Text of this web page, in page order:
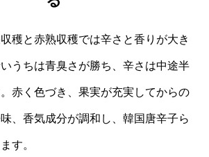
穫と赤熟収穫では辛さと香りが大き
うちは青臭さが勝ち、辛さは中途半
赤く色づき、果実が充実してからの
、香気成分が調和し、韓国唐辛子ら
す。